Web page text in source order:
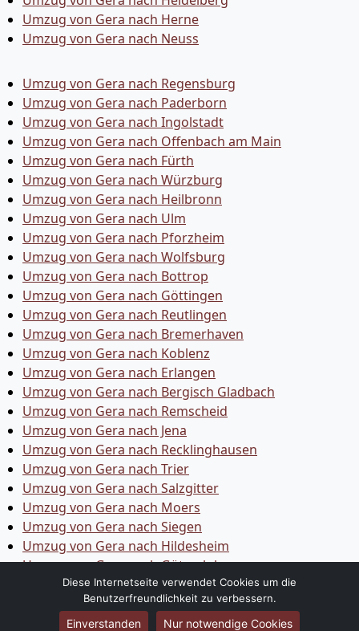
Umzug von Gera nach Herne
Umzug von Gera nach Neuss
Umzug von Gera nach Regensburg
Umzug von Gera nach Paderborn
Umzug von Gera nach Ingolstadt
Umzug von Gera nach Offenbach am Main
Umzug von Gera nach Fürth
Umzug von Gera nach Würzburg
Umzug von Gera nach Heilbronn
Umzug von Gera nach Ulm
Umzug von Gera nach Pforzheim
Umzug von Gera nach Wolfsburg
Umzug von Gera nach Bottrop
Umzug von Gera nach Göttingen
Umzug von Gera nach Reutlingen
Umzug von Gera nach Bremer­haven
Umzug von Gera nach Koblenz
Umzug von Gera nach Erlangen
Umzug von Gera nach Bergisch Gladbach
Umzug von Gera nach Remscheid
Umzug von Gera nach Jena
Umzug von Gera nach Recklinghausen
Umzug von Gera nach Trier
Umzug von Gera nach Salzgitter
Umzug von Gera nach Moers
Umzug von Gera nach Siegen
Umzug von Gera nach Hildesheim
Umzug von Gera nach Gütersloh
Diese Internetseite verwendet Cookies um die
Benutzerfreundlichkeit zu verbessern.
Einverstanden Nur notwendige Cookies